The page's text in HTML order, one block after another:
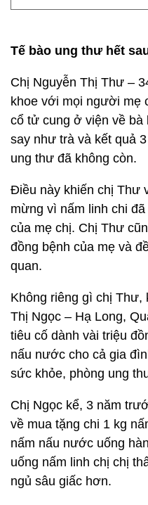
Tế bào ung thư hết
Chị Nguyễn Thị Thư –
khoe với mọi người mẹ
cổ tử cung ở viện về
say như trà và kết quả
ung thư đã không còn.
Điều này khiến chị Thư
mừng vì nấm linh chi
của mẹ chị. Chị Thư
đồng bệnh của mẹ và
quan.
Không riêng gì chị Thư,
Thị Ngọc – Hạ Long,
tiêu cố dành vài triệu
nấu nước cho cả gia
sức khỏe, phòng ung
Chị Ngọc kể, 3 năm
về mua tặng chi 1 kg
nấm nấu nước uống
uống nấm linh chị chị
ngủ sâu giấc hơn.